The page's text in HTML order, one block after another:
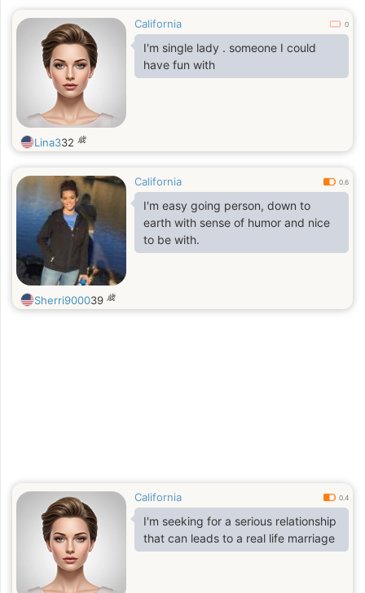
my house and like to make a nice
comfortable home. I'm just a normal
person.
California 0
I'm single lady . someone I could
have fun with
Lina332 歳
California 0.6
I'm easy going person, down to
earth with sense of humor and nice
to be with.
Sherri900039 歳
California 0.4
I'm seeking for a serious relationship
that can leads to a real life marriage